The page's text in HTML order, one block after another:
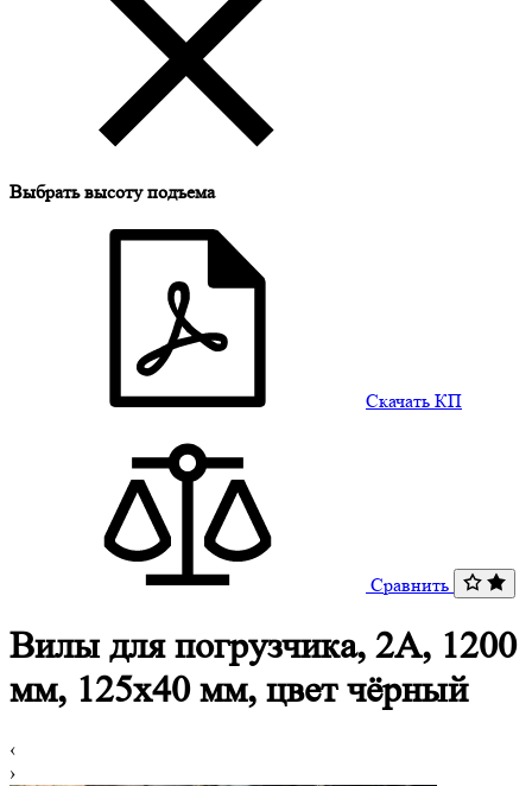
Выбрать высоту подъема
Скачать КП
Сравнить
Вилы для погрузчика, 2A, 1200
мм, 125x40 мм, цвет чёрный
‹
›